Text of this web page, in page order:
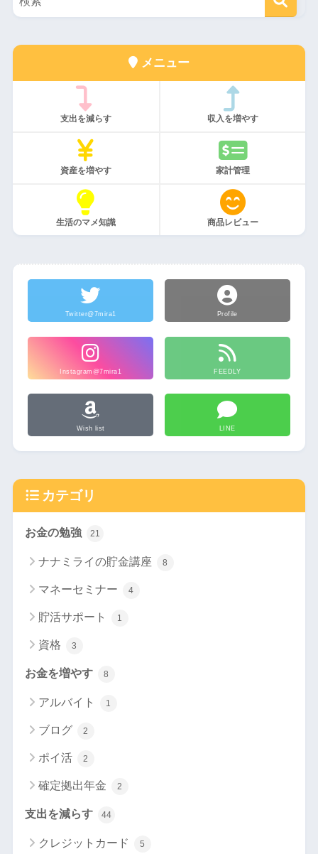
メニュー
支出を減らす 収入を増やす
資産を増やす 家計管理
生活のマメ知識 商品レビュー
Twitter@7mira1 Profile
Instagram@7mira1 FEEDLY
Wish list LINE
カテゴリ
お金の勉強 21
ナナミライの貯金講座 8
マネーセミナー 4
貯活サポート 1
資格 3
お金を増やす 8
アルバイト 1
ブログ 2
ポイ活 2
確定拠出年金 2
支出を減らす 44
クレジットカード 5